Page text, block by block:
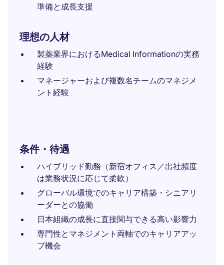
準備と成長支援
理想の人材
製薬業界におけるMedical Informationの実務
経験
マネージャーおよび複数名チームのマネジメ
ント経験
条件・待遇
ハイブリッド勤務（新宿オフィス／出社頻度
は業務状況に応じて柔軟）
グローバル環境でのキャリア構築・シニアリ
ーダーとの協働
日本組織の成長に直接関与できる高い影響力
専門性とマネジメント両軸でのキャリアアッ
プ機会